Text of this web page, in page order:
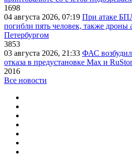
1698
04 августа 2026, 07:19 При атаке
погибли пять человек, также дроны
Петербургом
3853
03 августа 2026, 21:33 ФАС
отказа в предустановке Max и
2016
Все новости